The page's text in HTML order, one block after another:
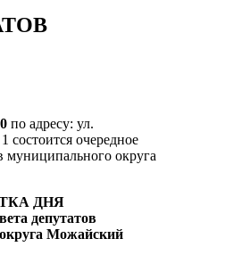
по адресу: ул.
состоится очередное
муниципального округа
ДНЯ
депутатов
Можайский